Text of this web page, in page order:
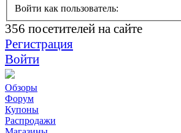
Войти как пользователь:
356 посетителей на сайте
Регистрация
Войти
Обзоры
Форум
Купоны
Распродажи